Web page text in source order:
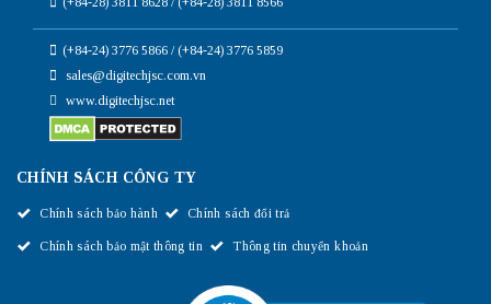
(+84-24) 3776 5866 / (+84-24) 3776 5859
sales@digitechjsc.com.vn
www.digitechjsc.net
CHÍNH SÁCH CÔNG TY
Chính sách bảo hành Chính sách đổi trả
Chính sách bảo mật thông tin Thông tin chuyển khoản